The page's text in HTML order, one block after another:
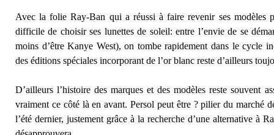
Avec la folie Ray-Ban qui a réussi à faire revenir ses modèles
difficile de choisir ses lunettes de soleil: entre l’envie de se
moins d’être Kanye West), on tombe rapidement dans le cycle
des éditions spéciales incorporant de l’or blanc reste d’ailleurs
D’ailleurs l’histoire des marques et des modèles reste souvent
vraiment ce côté là en avant. Persol peut être ? pilier du marché
l’été dernier, justement grâce à la recherche d’une alternative à